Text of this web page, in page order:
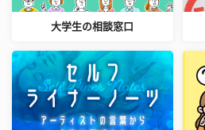
大学生の相談窓口